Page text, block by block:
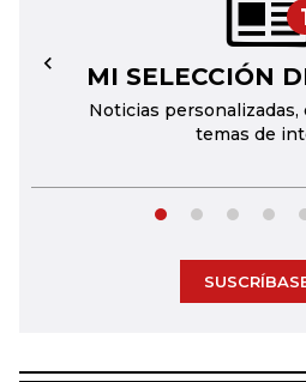
MI SELECCIÓN
Noticias personalizadas,
temas de
←